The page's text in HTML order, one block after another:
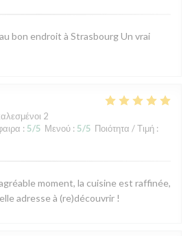
bon endroit à Strasbourg Un vrai
2
: 5/5 Μενού : 5/5 Ποιότητα / Τιμή :
moment, la cuisine est raffinée,
adresse à (re)découvrir !